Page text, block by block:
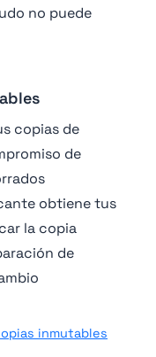
no puede
copias de
de
obtiene tus
la copia
de
inmutables